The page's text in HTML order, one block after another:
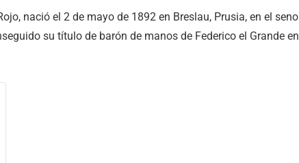
nació el 2 de mayo de 1892 en Breslau, Prusia, en el seno
su título de barón de manos de Federico el Grande en